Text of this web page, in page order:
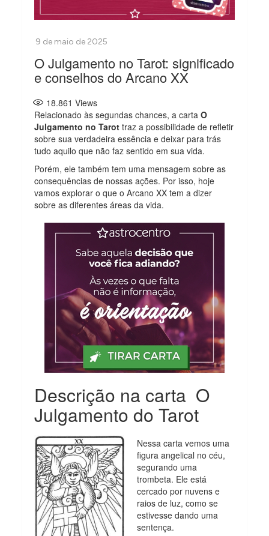
O Julgamento no Tarot: significado
e conselhos do Arcano XX
18.861 Views
Relacionado às segundas chances, a cartaO
Julgamento no Tarot traz a possibilidade de refletir
sobre sua verdadeira essência e deixar para trás
tudo aquilo que não faz sentido em sua vida.
Porém, ele também tem uma mensagem sobre as
consequências de nossas ações. Por isso, hoje
vamos explorar o que o Arcano XX tem a dizer
sobre as diferentes áreas da vida.
Descrição na carta O
Julgamento do Tarot
Nessa carta vemos uma
figura angelical no céu,
segurando uma
trombeta. Ele está
cercado por nuvens e
raios de luz, como se
estivesse dando uma
sentença.